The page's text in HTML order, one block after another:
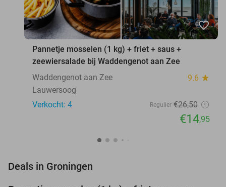
favorite_border
Pannetje mosselen (1 kg) + friet + saus +
zeewiersalade bij Waddengenot aan Zee
Waddengenot aan Zee
9.6 star
Lauwersoog
Verkocht: 4
Regulier €26,50
€14,95
Deals in Groningen